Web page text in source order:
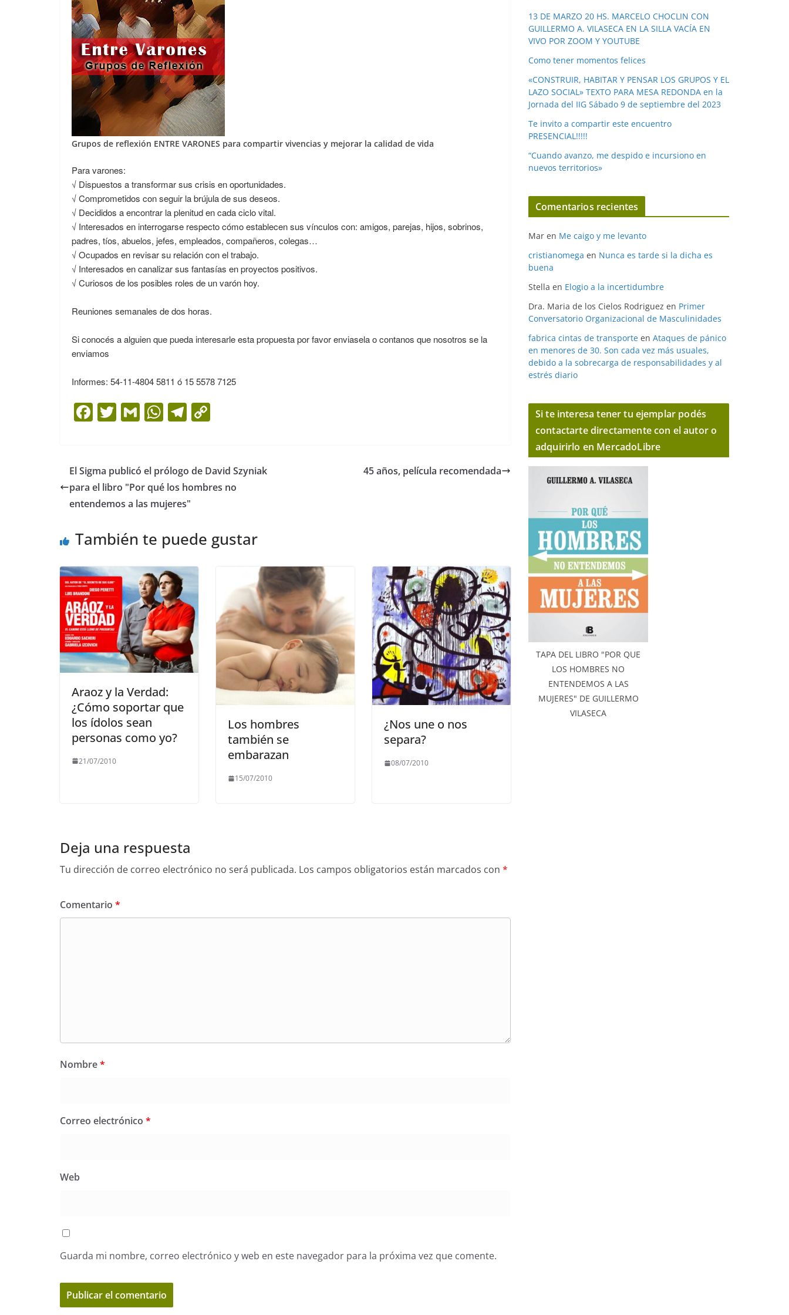
Grupos de reflexión ENTRE VARONES para compartir vivencias y mejorar la calidad de vida
Para varones:
√ Dispuestos a transformar sus crisis en oportunidades.
√ Comprometidos con seguir la brújula de sus deseos.
√ Decididos a encontrar la plenitud en cada ciclo vital.
√ Interesados en interrogarse respecto cómo establecen sus vínculos con: amigos, parejas, hijos, sobrinos,
padres, tíos, abuelos, jefes, empleados, compañeros, colegas…
√ Ocupados en revisar su relación con el trabajo.
√ Interesados en canalizar sus fantasías en proyectos positivos.
√ Curiosos de los posibles roles de un varón hoy.
Reuniones semanales de dos horas.
Si conocés a alguien que pueda interesarle esta propuesta por favor enviasela o contanos que nosotros se la
enviamos
Informes: 54-11-4804 5811 ó 15 5578 7125
F
e
b
o
k
T
er
G
l
W
s
A
p
T
gr
a
m
y
Li
El Sigma publicó el prólogo de David Szyniak
para el libro "Por qué los hombres no
entendemos a las mujeres"
45 años, película recomendada
También te puede gustar
Araoz y la Verdad:
¿Cómo soportar que
los ídolos sean
personas como yo?
21/07/2010
Los hombres
también se
embarazan
15/07/2010
¿Nos une o nos
separa?
08/07/2010
Deja una respuesta
Tu dirección de correo electrónico no será publicada. Los campos obligatorios están marcados con *
Comentario *
Nombre*
Correo electrónico *
Web
Guarda mi nombre, correo electrónico y web en este navegador para la próxima vez que comente.
í
d
e
o
13 DE MARZO 20 HS. MARCELO CHOCLIN CON
GUILLERMO A. VILASECA EN LA SILLA VACÍA EN
VIVO POR ZOOM Y YOUTUBE
Como tener momentos felices
«CONSTRUIR, HABITAR Y PENSAR LOS GRUPOS Y EL
LAZO SOCIAL» TEXTO PARA MESA REDONDA en la
Jornada del IIG Sábado 9 de septiembre del 2023
Te invito a compartir este encuentro
PRESENCIAL!!!!!
“Cuando avanzo, me despido e incursiono en
nuevos territorios»
Comentarios recientes
Mar en Me caigo y me levanto
cristianomega en Nunca es tarde si la dicha es
buena
Stella en Elogio a la incertidumbre
Dra. Maria de los Cielos Rodriguez en Primer
Conversatorio Organizacional de Masculinidades
fabrica cintas de transporte en Ataques de pánico
en menores de 30. Son cada vez más usuales,
debido a la sobrecarga de responsabilidades y al
estrés diario
Si te interesa tener tu ejemplar podés
contactarte directamente con el autor o
adquirirlo en MercadoLibre
TAPA DEL LIBRO "POR QUE
LOS HOMBRES NO
ENTENDEMOS A LAS
MUJERES" DE GUILLERMO
VILASECA